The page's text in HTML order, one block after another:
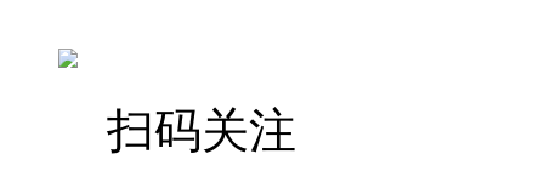
扫码关注